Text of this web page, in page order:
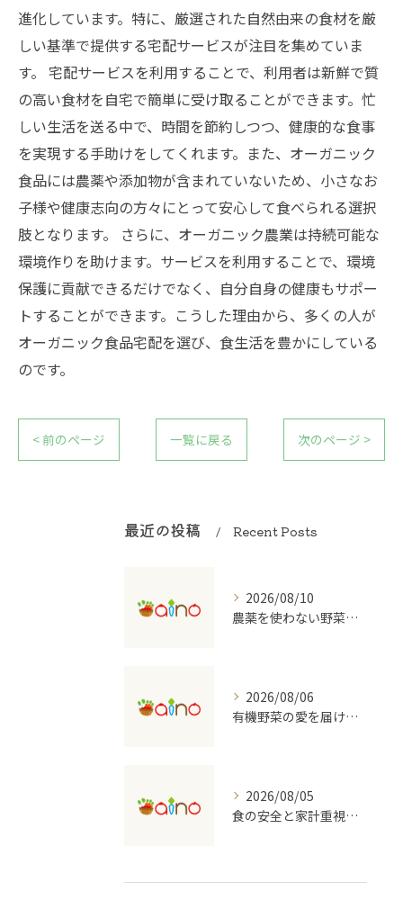
進化しています。特に、厳選された自然由来の食材を厳
しい基準で提供する宅配サービスが注目を集めていま
す。 宅配サービスを利用することで、利用者は新鮮で質
の高い食材を自宅で簡単に受け取ることができます。忙
しい生活を送る中で、時間を節約しつつ、健康的な食事
を実現する手助けをしてくれます。また、オーガニック
食品には農薬や添加物が含まれていないため、小さなお
子様や健康志向の方々にとって安心して食べられる選択
肢となります。 さらに、オーガニック農業は持続可能な
環境作りを助けます。サービスを利用することで、環境
保護に貢献できるだけでなく、自分自身の健康もサポー
トすることができます。こうした理由から、多くの人が
オーガニック食品宅配を選び、食生活を豊かにしている
のです。
< 前のページ 一覧に戻る 次のページ >
最近の投稿 Recent Posts
2026/08/10
農薬を使わない野菜宅配がもたらす安心と健康
2026/08/06
有機野菜の愛を届ける宅配の魅力
2026/08/05
食の安全と家計重視の有機野菜宅配を大阪府で始めるコツ